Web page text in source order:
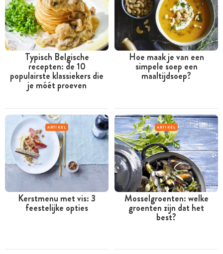
Typisch Belgische
recepten: de 10
populairste klassiekers die
je móét proeven
Hoe maak je van een
simpele soep een
maaltijdsoep?
ARTIKEL
Kerstmenu met vis: 3
feestelijke opties
ARTIKEL
Mosselgroenten: welke
groenten zijn dat het
best?